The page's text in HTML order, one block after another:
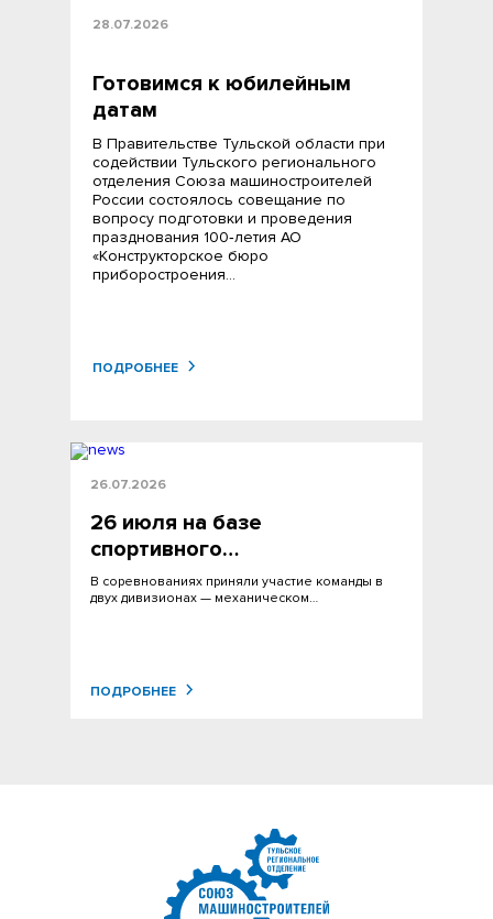
28.07.2026
Готовимся к юбилейным
датам
В Правительстве Тульской области при
содействии Тульского регионального
отделения Союза машиностроителей
России состоялось совещание по
вопросу подготовки и проведения
празднования 100‑летия АО
«Конструкторское бюро
приборостроения…
ПОДРОБНЕЕ
26.07.2026
26 июля на базе
спортивного…
В соревнованиях приняли участие команды в
двух дивизионах — механическом…
ПОДРОБНЕЕ